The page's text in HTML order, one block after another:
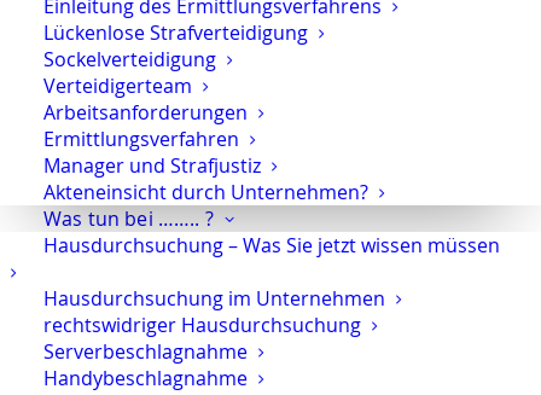
Einleitung des Ermittlungsverfahrens
Lückenlose Strafverteidigung
Sockelverteidigung
Verteidigerteam
Arbeitsanforderungen
Ermittlungsverfahren
Manager und Strafjustiz
Akteneinsicht durch Unternehmen?
Was tun bei …….. ?
Hausdurchsuchung – Was Sie jetzt wissen müssen
Hausdurchsuchung im Unternehmen
rechtswidriger Hausdurchsuchung
Serverbeschlagnahme
Handybeschlagnahme
Rechtsanwalt Oliver Marson